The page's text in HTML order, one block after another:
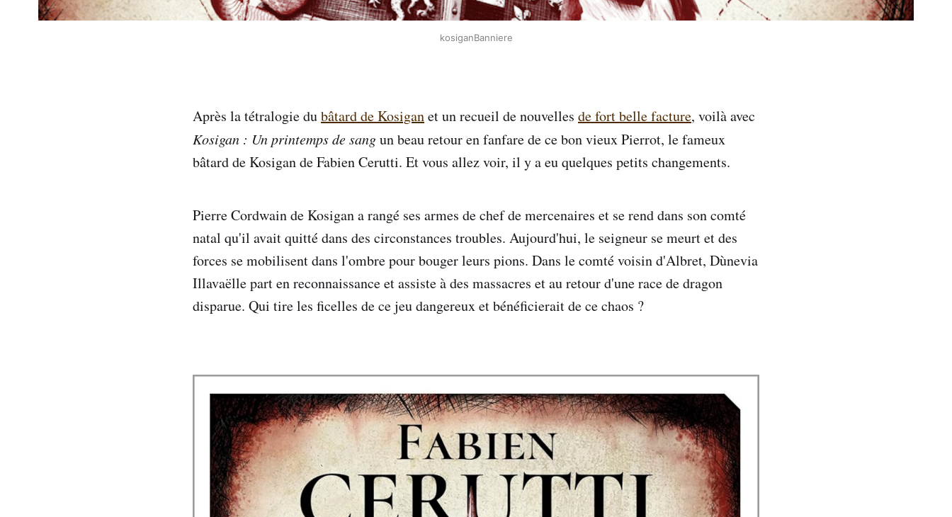
kosiganBanniere
Après la tétralogie dubâtard de Kosiganet un recueil de nouvelles de fort belle facture, voilà avec
Kosigan : Un printemps de sangun beau retour en fanfare de ce bon vieux Pierrot, le fameux
bâtard de Kosigan de Fabien Cerutti. Et vous allez voir, il y a eu quelques petits changements.
Pierre Cordwain de Kosigan a rangé ses armes de chef de mercenaires et se rend dans son comté
natal qu'il avait quitté dans des circonstances troubles. Aujourd'hui, le seigneur se meurt et des
forces se mobilisent dans l'ombre pour bouger leurs pions. Dans le comté voisin d'Albret, Dùnevia
Illavaëlle part en reconnaissance et assiste à des massacres et au retour d'une race de dragon
disparue. Qui tire les ficelles de ce jeu dangereux et bénéficierait de ce chaos ?